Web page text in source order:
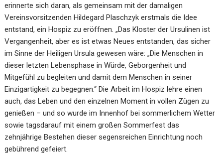
erinnerte sich daran, als gemeinsam mit der damaligen
Vereinsvorsitzenden Hildegard Plaschzyk erstmals die Idee
entstand, ein Hospiz zu eröffnen. „Das Kloster der Ursulinen ist
Vergangenheit, aber es ist etwas Neues entstanden, das sicher
im Sinne der Heiligen Ursula gewesen wäre: „Die Menschen in
dieser letzten Lebensphase in Würde, Geborgenheit und
Mitgefühl zu begleiten und damit dem Menschen in seiner
Einzigartigkeit zu begegnen.“ Die Arbeit im Hospiz lehre einen
auch, das Leben und den einzelnen Moment in vollen Zügen zu
genießen – und so wurde im Innenhof bei sommerlichem Wetter
sowie tagsdarauf mit einem großen Sommerfest das
zehnjährige Bestehen dieser segensreichen Einrichtung noch
gebührend gefeiert.